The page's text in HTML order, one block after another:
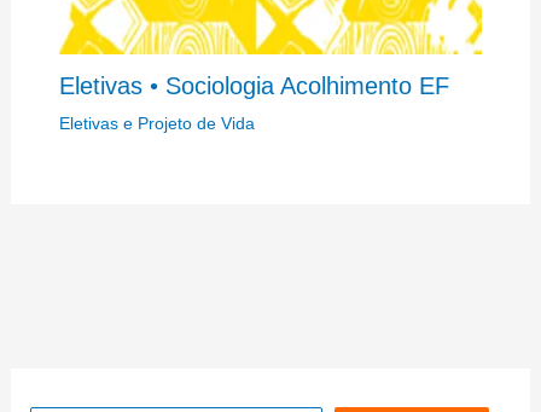
Eletivas • Sociologia Acolhimento EF
Eletivas e Projeto de Vida